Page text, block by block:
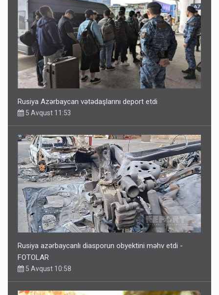
Rusiya Azərbaycan vətədaşlarını deport etdi
5 Avqust 11:53
Rusiya azərbaycanlı diasporun obyektini məhv etdi -
FOTOLAR
5 Avqust 10:58